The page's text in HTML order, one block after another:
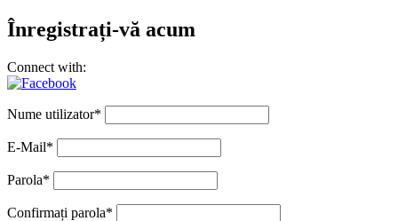
Înregistrați-vă acum
Connect with:
Nume utilizator*
E-Mail*
Parola*
Confirmați parola*